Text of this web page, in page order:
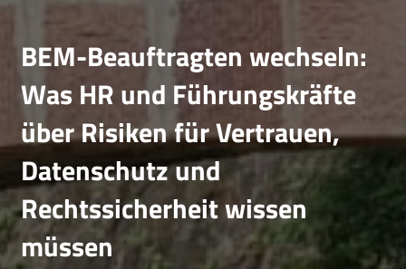
BEM-Beauftragten wechseln:
Was HR und Führungskräfte
über Risiken für Vertrauen,
Datenschutz und
Rechtssicherheit wissen
müssen